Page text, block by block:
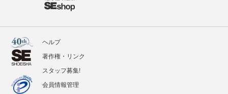
ヘルプ
著作権・リンク
スタッフ募集!
会員情報管理